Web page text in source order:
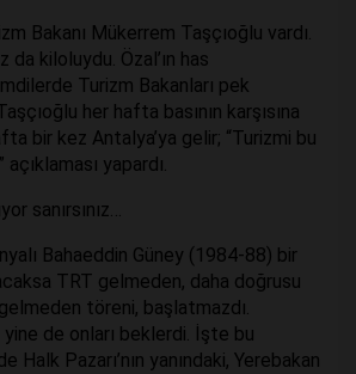
Bakanı Mükerrem Taşçıoğlu vardı.
kiloluydu. Özal’ın has
Turizm Bakanları pek
her hafta basının karşısına
bir kez Antalya’ya gelir; “Turizmi bu
yapardı.
sanırsınız…
Bahaeddin Güney (1984-88) bir
TRT gelmeden, daha doğrusu
töreni, başlatmazdı.
yine de onları beklerdi. İşte bu
Halk Pazarı’nın yanındaki, Yerebakan